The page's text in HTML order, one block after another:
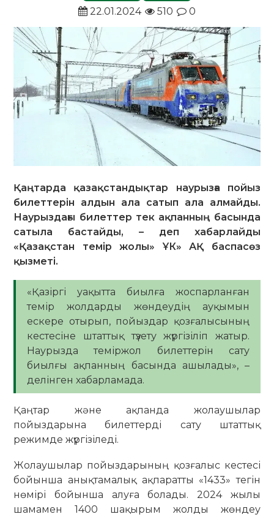
22.01.2024
510 0
Қаңтарда қазақстандықтар наурызға пойыз
билеттерін алдын ала сатып ала алмайды.
Наурыздағы билеттер тек ақпанның басында
сатыла бастайды, – деп хабарлайды
«Қазақстан темір жолы» ҰК» АҚ баспасөз
қызметі.
«Қазіргі уақытта биылға жоспарланған
темір жолдарды жөндеудің ауқымын
ескере отырып, пойыздар қозғалысының
кестесіне штаттық түзету жүргізіліп жатыр.
Наурызда теміржол билеттерін сату
биылғы ақпанның басында ашылады», –
делінген хабарламада.
Қаңтар және ақпанда жолаушылар
пойыздарына билеттерді сату штаттық
режимде жүргізіледі.
Жолаушылар пойыздарының қозғалыс кестесі
бойынша анықтамалық ақпаратты «1433» тегін
нөмірі бойынша алуға болады. 2024 жылы
шамамен 1400 шақырым жолды жөндеу